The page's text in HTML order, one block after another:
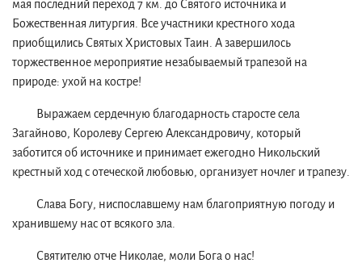
мая последний переход 7 км. до Святого источника и
Божественная литургия. Все участники крестного хода
приобщились Святых Христовых Таин. А завершилось
торжественное мероприятие незабываемый трапезой на
природе: ухой на костре!
Выражаем сердечную благодарность старосте села
Загайново, Королеву Сергею Александровичу, который
заботится об источнике и принимает ежегодно Никольский
крестный ход с отеческой любовью, организует ночлег и трапезу.
Слава Богу, ниспославшему нам благоприятную погоду и
хранившему нас от всякого зла.
Святителю отче Николае, моли Бога о нас!